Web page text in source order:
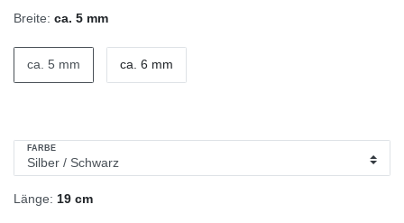
Breite: ca. 5 mm
ca. 5 mm ca. 6 mm
FARBE
Länge: 19 cm